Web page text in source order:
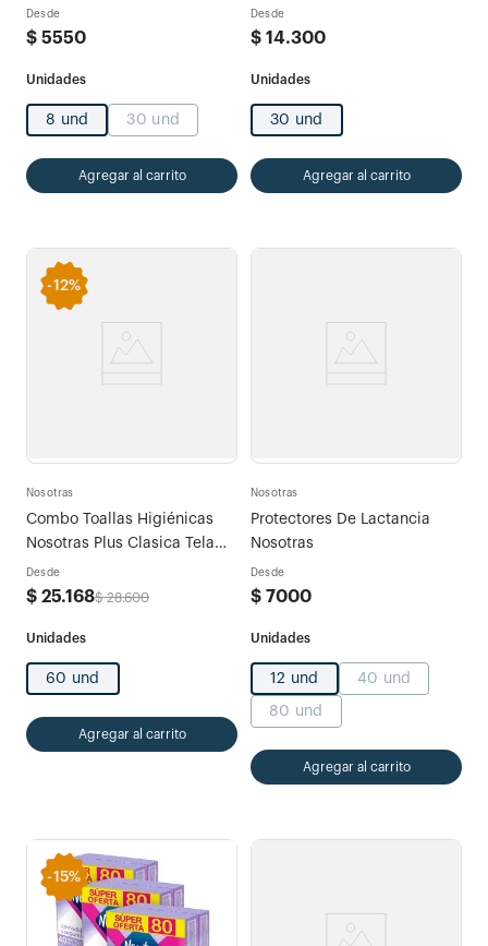
Desde
$ 5550
8 und 30 und
Agregar al carrito
Algodón
Desde
$ 14.300
30 und
Agregar al carrito
-12%
Nosotras
Combo Toallas Higiénicas
Nosotras Plus Clasica Tela
Tipo Algodón x 60 und
Desde
$ 25.168$ 28.600
60 und
Agregar al carrito
Nosotras
Protectores De Lactancia
Nosotras
Desde
$ 7000
12 und 40 und
80 und
Agregar al carrito
-15%